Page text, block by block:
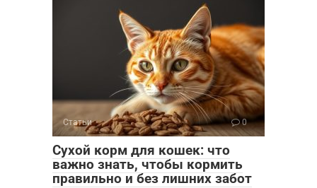
Статьи 0
Сухой корм для кошек: что
важно знать, чтобы кормить
правильно и без лишних забот